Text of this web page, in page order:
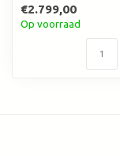
CDJ-3000X. ...
€2.799,00
Op voorraad